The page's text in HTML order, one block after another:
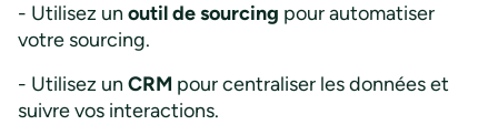
- Utilisez un outil de sourcing pour automatiser
votre sourcing.
- Utilisez un CRM pour centraliser les données et
suivre vos interactions.